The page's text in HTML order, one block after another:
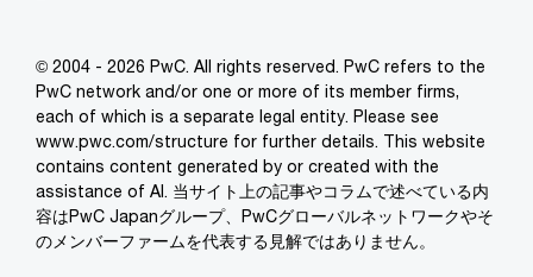
© 2004 - 2026 PwC. All rights reserved. PwC refers to the
PwC network and/or one or more of its member firms,
each of which is a separate legal entity. Please see
www.pwc.com/structure for further details. This website
contains content generated by or created with the
assistance of AI. 当サイト上の記事やコラムで述べている内
容はPwC Japanグループ、PwCグローバルネットワークやそ
のメンバーファームを代表する見解ではありません。